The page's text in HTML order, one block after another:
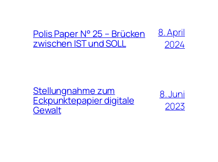
Polis Paper N° 25 – Brücken
zwischen IST und SOLL
8. April
2024
Stellungnahme zum
Eckpunktepapier digitale
Gewalt
8. Juni
2023